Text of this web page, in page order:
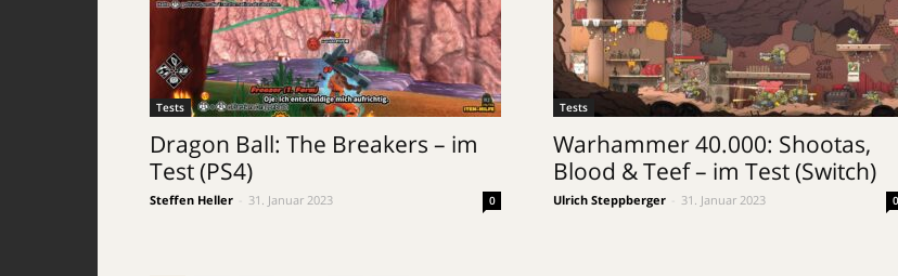
Tests
Dragon Ball: The Breakers – im
Test (PS4)
Steffen Heller 31. Januar 2023 0
Tests
Warhammer 40.000: Shootas,
Blood & Teef – im Test (Switch)
Ulrich Steppberger 31. Januar 2023 0